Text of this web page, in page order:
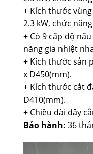
+ Kích thước
2.3 kW, chức
+ Có 9 cấp độ
năng gia nhiệt
+ Kích thước sản
x D450(mm).
+ Kích thước cắt
D410(mm).
+ Chiều dài dây
Bảo hành: 36